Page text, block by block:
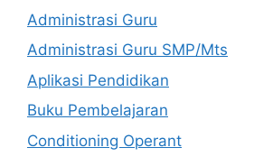
Administrasi Guru
Administrasi Guru SMP/Mts
Aplikasi Pendidikan
Buku Pembelajaran
Conditioning Operant